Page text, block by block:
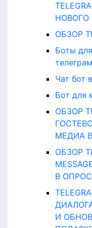
НОВОГО
ОБЗОР
Боты
Чат бот
Бот для
ОБЗОР
МЕДИА
ОБЗОР
В
И